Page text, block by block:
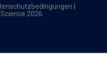
2026